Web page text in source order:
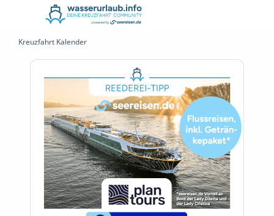
Kreuzfahrt Kalender